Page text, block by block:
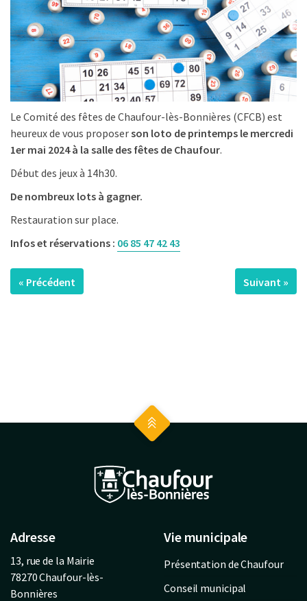
Le Comité des fêtes de Chaufour-lès-Bonnières (CFCB) est
heureux de vous proposerson loto de printemps le mercredi
1er mai 2024 à la salle des fêtes de Chaufour.
Début des jeux à 14h30.
De nombreux lots à gagner.
Restauration sur place.
Infos et réservations : 06 85 47 42 43
« Précédent Suivant »
Adresse
13, rue de la Mairie
78270 Chaufour-lès-
Bonnières
Vie municipale
Présentation de Chaufour
Conseil municipal